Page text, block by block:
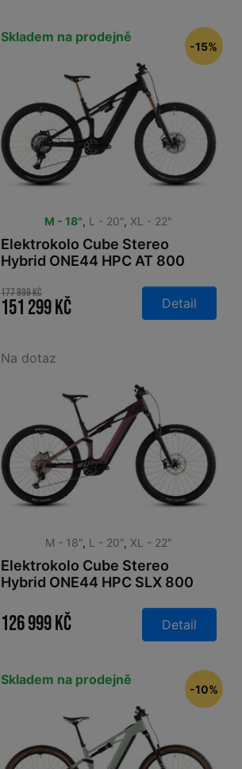
Skladem na prodejně
M - 18", L - 20", XL - 22"
Elektrokolo Cube Stereo
Hybrid ONE44 HPC AT 800
-15%
177 999 Kč
151 299 Kč Detail
Na dotaz
M - 18", L - 20", XL - 22"
Elektrokolo Cube Stereo
Hybrid ONE44 HPC SLX 800
126 999 Kč Detail
Skladem na prodejně
-10%